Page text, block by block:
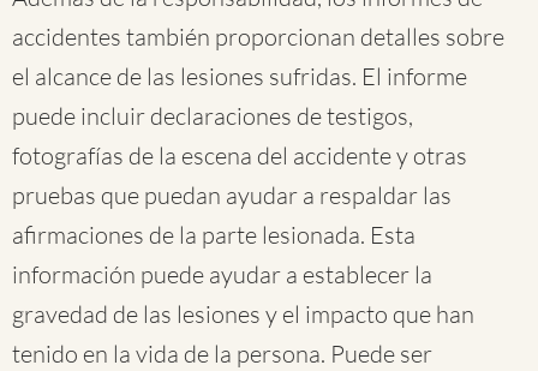
accidentes también proporcionan detalles sobre
el alcance de las lesiones sufridas. El informe
puede incluir declaraciones de testigos,
fotografías de la escena del accidente y otras
pruebas que puedan ayudar a respaldar las
afirmaciones de la parte lesionada. Esta
información puede ayudar a establecer la
gravedad de las lesiones y el impacto que han
tenido en la vida de la persona. Puede ser